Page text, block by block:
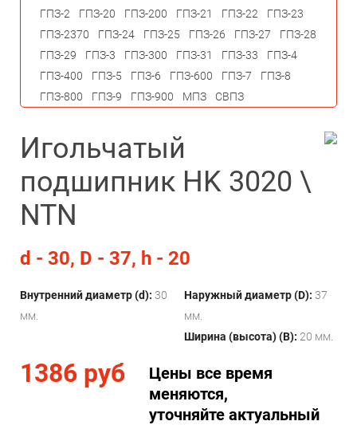
Игольчатый
подшипник HK 3020 \
NTN
d - 30, D - 37, h - 20
Внутренний диаметр (d): 30
мм.
Наружный диаметр (D): 37
мм.
Ширина (высота) (B): 20 мм.
1386 руб
Цены все время
меняются,
уточняйте актуальный
ГПЗ-2
ГПЗ-20 ГПЗ-200 ГПЗ-21 ГПЗ-22
ГПЗ-23
ГПЗ-2370
ГПЗ-24 ГПЗ-25 ГПЗ-26 ГПЗ-27
ГПЗ-28
ГПЗ-29
ГПЗ-3 ГПЗ-300 ГПЗ-31 ГПЗ-33
ГПЗ-4
ГПЗ-400
ГПЗ-5 ГПЗ-6 ГПЗ-600 ГПЗ-7
ГПЗ-8
ГПЗ-800
ГПЗ-9 ГПЗ-900 МПЗ СВПЗ